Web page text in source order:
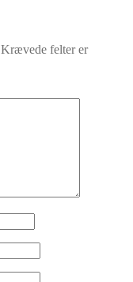
Krævede felter er